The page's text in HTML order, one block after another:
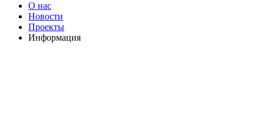
О нас
Новости
Проекты
Информация